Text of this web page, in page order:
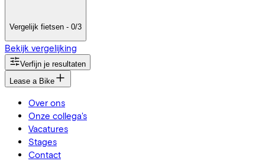
Vergelijk fietsen - 0/3
Bekijk vergelijking
Verfijn je resultaten
Lease a Bike
Over ons
Onze collega's
Vacatures
Stages
Contact